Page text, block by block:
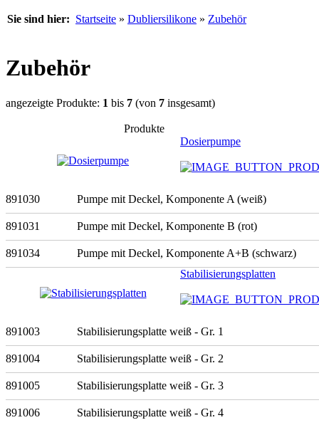
Sie sind hier: Startseite » Dubliersilikone » Zubehör
Zubehör
angezeigte Produkte: 1 bis 7 (von 7 insgesamt)
Produkte
Dosierpumpe
891030 Pumpe mit Deckel, Komponente A (weiß)
891031 Pumpe mit Deckel, Komponente B (rot)
891034
Pumpe mit Deckel, Komponente A+B (schwarz)
Stabilisierungsplatten
891003 Stabilisierungsplatte weiß - Gr. 1
891004 Stabilisierungsplatte weiß - Gr. 2
891005 Stabilisierungsplatte weiß - Gr. 3
891006
Stabilisierungsplatte weiß - Gr. 4